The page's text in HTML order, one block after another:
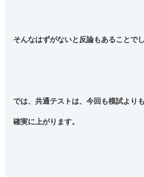
そんなはずがないと反論もあることで
では、共通テストは、今回も模試よりも
確実に上がります。